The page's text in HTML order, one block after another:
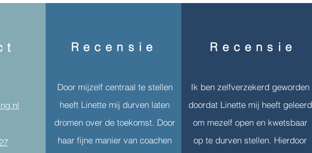
Open of dicht? Of staat de
deur nog op een kier?
Groei begint met één stap!
Recensie
Door mijzelf centraal te stellen
heeft Linette mij durven laten
dromen over de toekomst. Door
haar fijne manier van coachen
Recensie
Ik ben zelfverzekerd geworden
doordat Linette mij heeft geleerd
om mezelf open en kwetsbaar
op te durven stellen. Hierdoor